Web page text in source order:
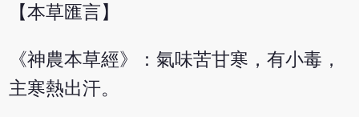
【本草匯言】
《神農本草經》：氣味苦甘寒，有小毒，
主寒熱出汗。